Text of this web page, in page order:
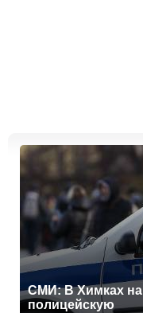
СМИ: В Химках на
полицейскую